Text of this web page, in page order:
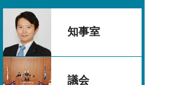
知事室
議会